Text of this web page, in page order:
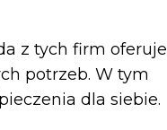
z tych firm oferuje
potrzeb. W tym
dla siebie.